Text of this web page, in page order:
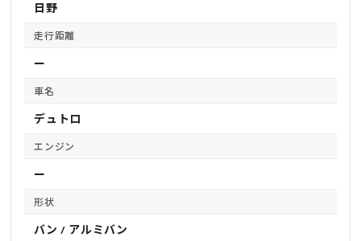
日野
走行距離
ー
車名
デュトロ
エンジン
ー
形状
バン / アルミバン